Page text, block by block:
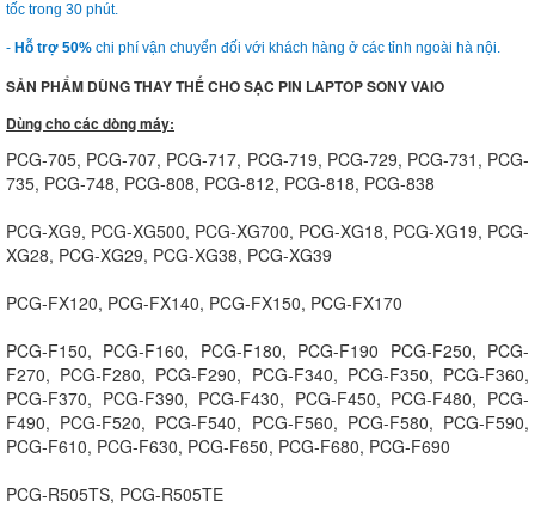
tốc trong 30 phút.
- Hỗ trợ 50% chi phí vận chuyển đối với khách hàng ở các tỉnh ngoài hà nội.
SẢN PHẨM DÙNG THAY THẾ CHO SẠC PIN LAPTOPSONY VAIO
Dùng cho các dòng máy:
PCG-705, PCG-707, PCG-717, PCG-719, PCG-729, PCG-731, PCG-
735, PCG-748, PCG-808, PCG-812, PCG-818, PCG-838
PCG-XG9, PCG-XG500, PCG-XG700, PCG-XG18, PCG-XG19, PCG-
XG28, PCG-XG29, PCG-XG38, PCG-XG39
PCG-FX120, PCG-FX140, PCG-FX150, PCG-FX170
PCG-F150, PCG-F160, PCG-F180, PCG-F190 PCG-F250, PCG-
F270, PCG-F280, PCG-F290, PCG-F340, PCG-F350, PCG-F360,
PCG-F370, PCG-F390, PCG-F430, PCG-F450, PCG-F480, PCG-
F490, PCG-F520, PCG-F540, PCG-F560, PCG-F580, PCG-F590,
PCG-F610, PCG-F630, PCG-F650, PCG-F680, PCG-F690
PCG-R505TS, PCG-R505TE